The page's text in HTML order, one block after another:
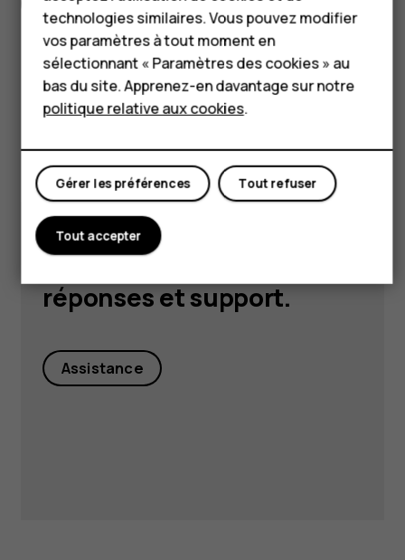
Tablettes
Boutique
Mon compte
Got questions?
Visitez notre centre
d'assistance pour
réponses et support.
Assistance
technologies similaires. Vous pouvez modifier
vos paramètres à tout moment en
sélectionnant « Paramètres des cookies » au
bas du site. Apprenez-en davantage sur notre
politique relative aux cookies.
Tout refuser
Gérer les préférences
Tout accepter